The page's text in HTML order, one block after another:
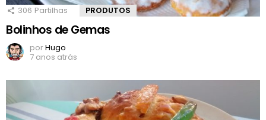
306 Partilhas PRODUTOS
Bolinhos de Gemas
porHugo
7 anos atrás